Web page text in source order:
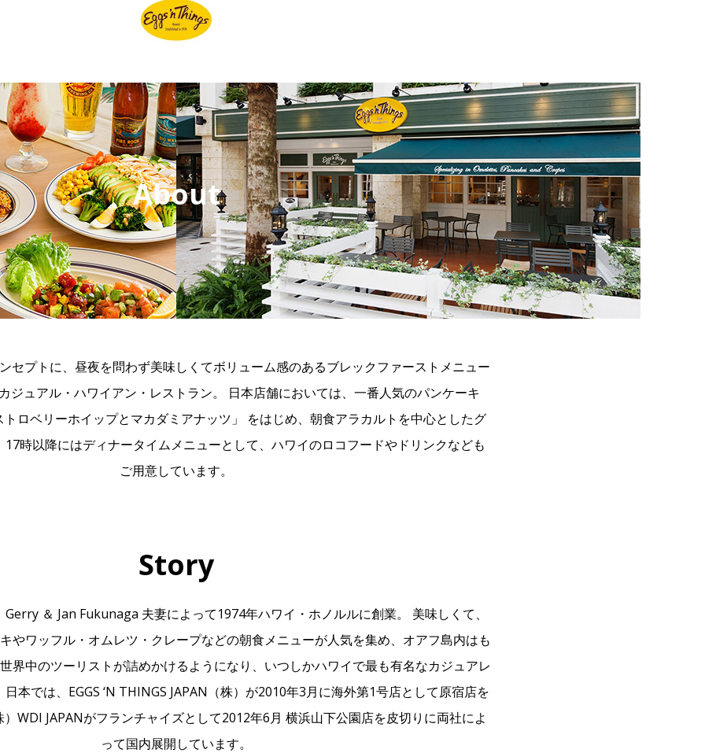
About
セプトに、昼夜を問わず美味しくてボリューム感のあるブレックファーストメニュー
ジュアル・ハワイアン・レストラン。 日本店舗においては、一番人気のパンケーキ
ロベリーホイップとマカダミアナッツ」 をはじめ、朝食アラカルトを中心としたグ
時以降にはディナータイムメニューとして、ハワイのロコフードやドリンクなども
ご用意しています。
Story
＆ Jan Fukunaga 夫妻によって1974年ハワイ・ホノルルに創業。 美味しくて、
やワッフル・オムレツ・クレープなどの朝食メニューが人気を集め、オアフ島内はも
界中のツーリストが詰めかけるようになり、いつしかハワイで最も有名なカジュアレ
本では、EGGS ‘N THINGS JAPAN（株）が2010年3月に海外第1号店として原宿店を
WDI JAPANがフランチャイズとして2012年6月 横浜山下公園店を皮切りに両社によ
って国内展開しています。